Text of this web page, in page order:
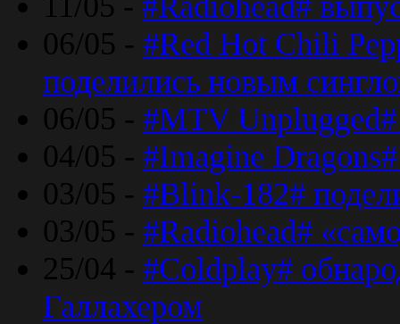
06/05 - #Red Hot Chili
поделились новым
06/05 - #MTV Unplugged#
04/05 - #Imagine
03/05 - #Blink-182#
03/05 - #Radiohead#
25/04 - #Coldplay#
Галлахером